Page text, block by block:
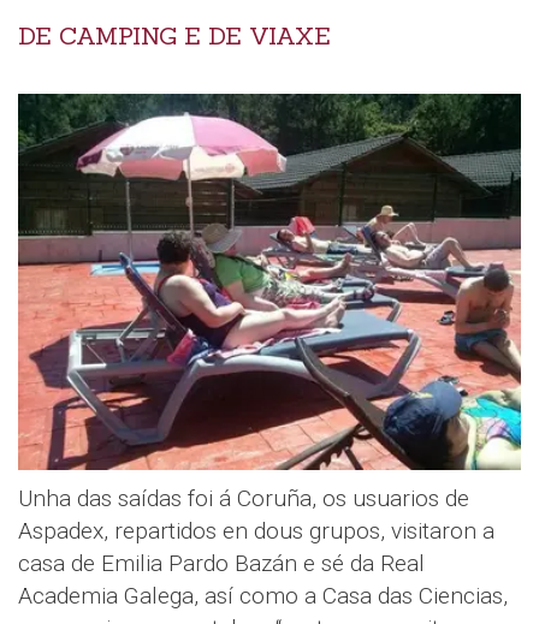
DE CAMPING E DE VIAXE
Unha das saídas foi á Coruña, os usuarios de
Aspadex, repartidos en dous grupos, visitaron a
casa de Emilia Pardo Bazán e sé da Real
Academia Galega, así como a Casa das Ciencias,